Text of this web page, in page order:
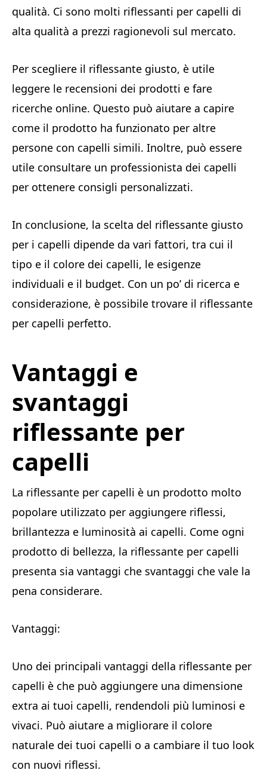
qualità. Ci sono molti riflessanti per capelli di
alta qualità a prezzi ragionevoli sul mercato.
Per scegliere il riflessante giusto, è utile
leggere le recensioni dei prodotti e fare
ricerche online. Questo può aiutare a capire
come il prodotto ha funzionato per altre
persone con capelli simili. Inoltre, può essere
utile consultare un professionista dei capelli
per ottenere consigli personalizzati.
In conclusione, la scelta del riflessante giusto
per i capelli dipende da vari fattori, tra cui il
tipo e il colore dei capelli, le esigenze
individuali e il budget. Con un po’ di ricerca e
considerazione, è possibile trovare il riflessante
per capelli perfetto.
Vantaggi e
svantaggi
riflessante per
capelli
La riflessante per capelli è un prodotto molto
popolare utilizzato per aggiungere riflessi,
brillantezza e luminosità ai capelli. Come ogni
prodotto di bellezza, la riflessante per capelli
presenta sia vantaggi che svantaggi che vale la
pena considerare.
Vantaggi:
Uno dei principali vantaggi della riflessante per
capelli è che può aggiungere una dimensione
extra ai tuoi capelli, rendendoli più luminosi e
vivaci. Può aiutare a migliorare il colore
naturale dei tuoi capelli o a cambiare il tuo look
con nuovi riflessi.